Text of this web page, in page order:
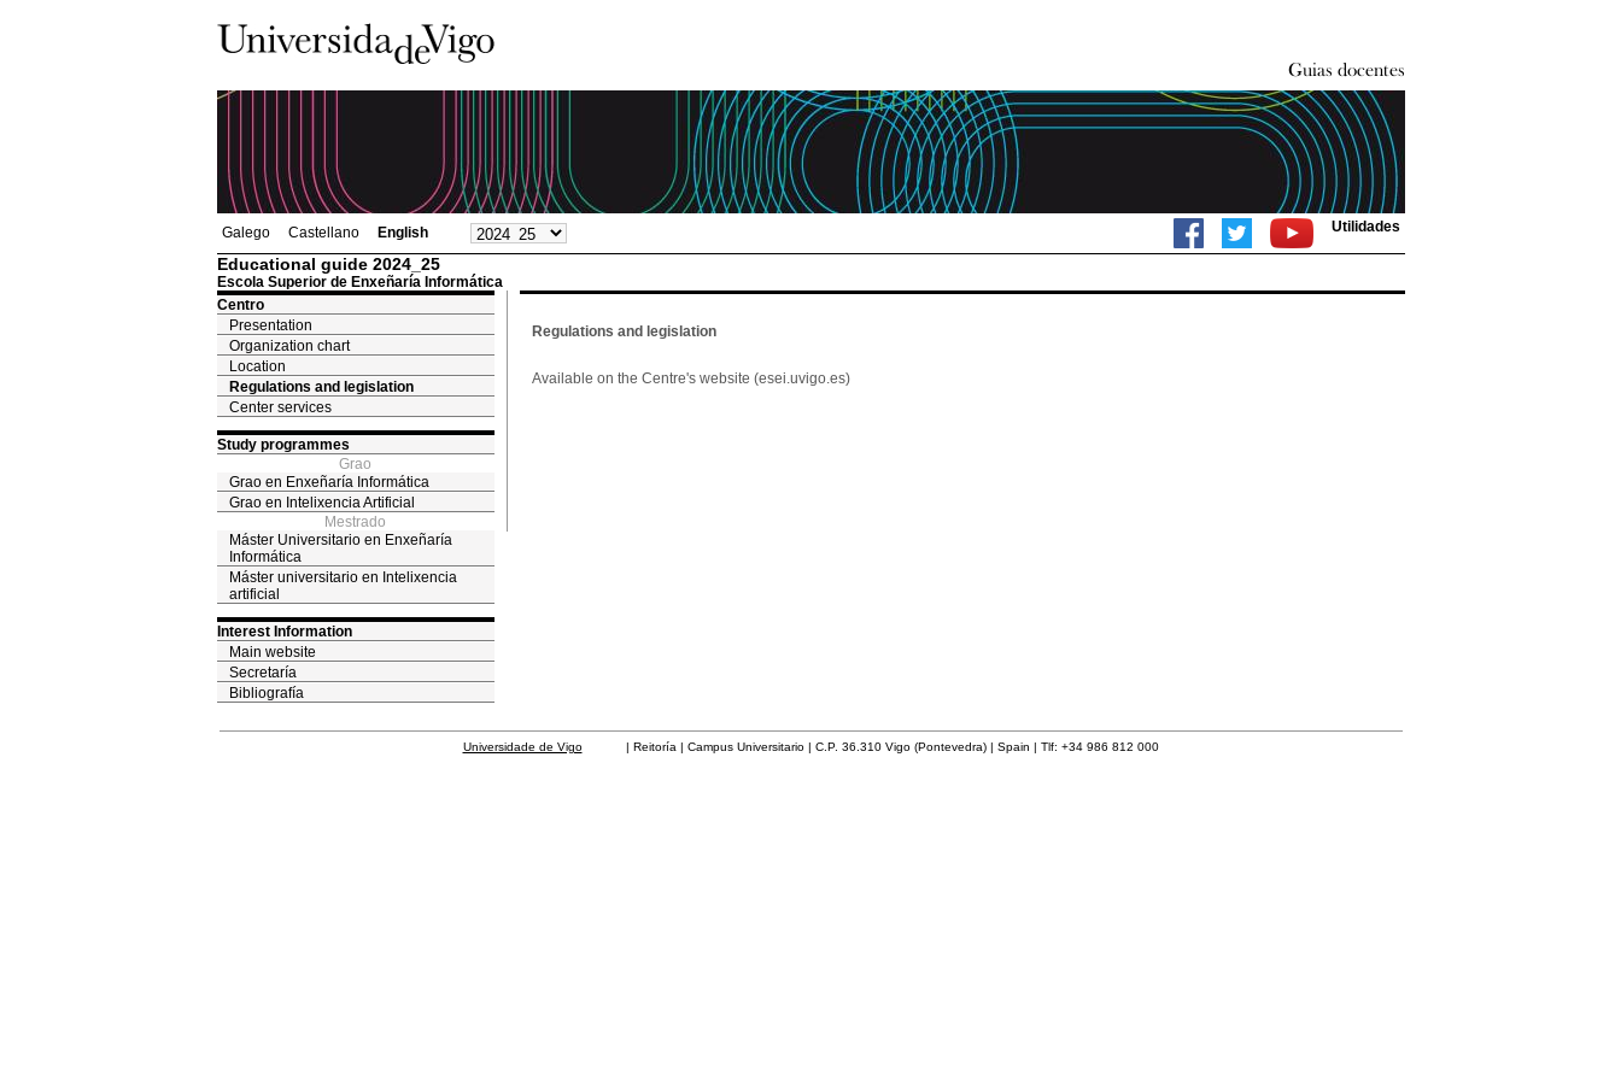
Galego Castellano English Utilidades
Educational guide 2024_25
Escola Superior de Enxeñaría Informática
Centro
Presentation
Organization chart
Location
Regulations and legislation
Center services
Study programmes
Grao
Grao en Enxeñaría Informática
Grao en Intelixencia Artificial
Mestrado
Máster Universitario en Enxeñaría
Informática
Máster universitario en Intelixencia
artificial
Interest Information
Main website
Secretaría
Bibliografía
Regulations and legislation
Available on the Centre's website (esei.uvigo.es)
Universidade de Vigo| Reitoría | Campus Universitario | C.P. 36.310 Vigo (Pontevedra) | Spain | Tlf: +34 986 812 000